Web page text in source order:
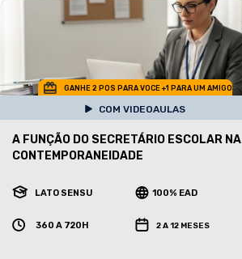
GANHE 2 POS PARA VOCE +1 PARA UM AMIGO
COM VIDEOAULAS
A FUNÇÃO DO SECRETÁRIO ESCOLAR NA
CONTEMPORANEIDADE
LATO SENSU 100% EAD
360 A 720H 2 A 12 MESES